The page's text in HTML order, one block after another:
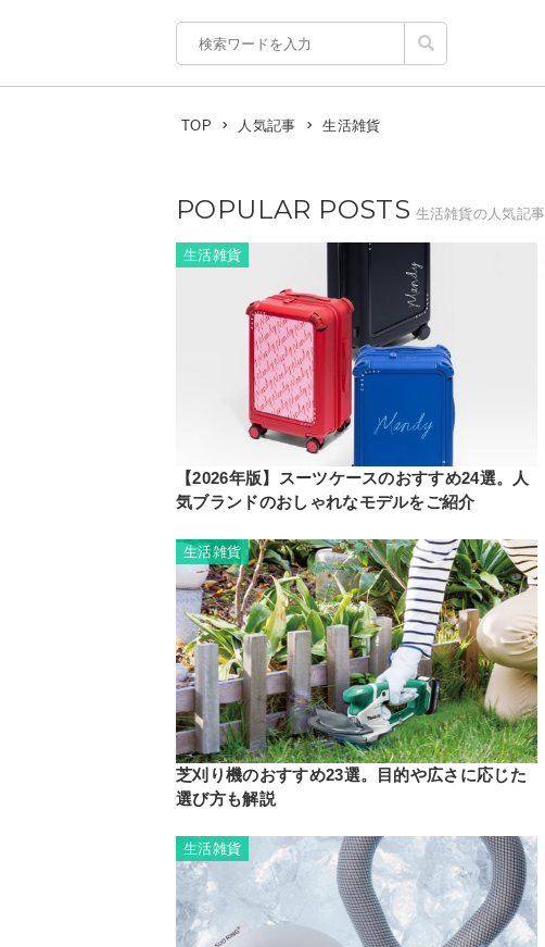
TOP 人気記事 生活雑貨
POPULAR POSTS 生活雑貨の人気記事
生活雑貨
【2026年版】スーツケースのおすすめ24選。人
気ブランドのおしゃれなモデルをご紹介
生活雑貨
芝刈り機のおすすめ23選。目的や広さに応じた
選び方も解説
生活雑貨